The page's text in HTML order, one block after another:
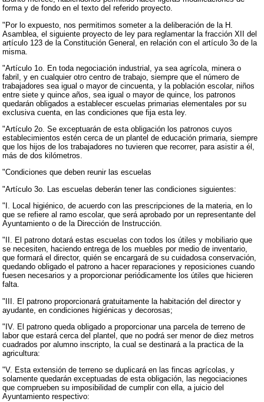
forma y de fondo en el texto del referido proyecto.
"Por lo expuesto, nos permitimos someter a la deliberación de la H.
Asamblea, el siguiente proyecto de ley para reglamentar la fracción XII del
artículo 123 de la Constitución General, en relación con el artículo 3o de la
misma.
"Artículo 1o. En toda negociación industrial, ya sea agrícola, minera o
fabril, y en cualquier otro centro de trabajo, siempre que el número de
trabajadores sea igual o mayor de cincuenta, y la población escolar, niños
entre siete y quince años, sea igual o mayor de quince, los patronos
quedarán obligados a establecer escuelas primarias elementales por su
exclusiva cuenta, en las condiciones que fija esta ley.
"Artículo 2o. Se exceptuarán de esta obligación los patronos cuyos
establecimientos estén cerca de un plantel de educación primaria, siempre
que los hijos de los trabajadores no tuvieren que recorrer, para asistir a él,
más de dos kilómetros.
"Condiciones que deben reunir las escuelas
"Artículo 3o. Las escuelas deberán tener las condiciones siguientes:
"I. Local higiénico, de acuerdo con las prescripciones de la materia, en lo
que se refiere al ramo escolar, que será aprobado por un representante del
Ayuntamiento o de la Dirección de Instrucción.
"II. El patrono dotará estas escuelas con todos los útiles y mobiliario que
se necesiten, haciendo entrega de los muebles por medio de inventario,
que formará el director, quién se encargará de su cuidadosa conservación,
quedando obligado el patrono a hacer reparaciones y reposiciones cuando
fuesen necesarios y a proporcionar periódicamente los útiles que hicieren
falta.
"III. El patrono proporcionará gratuitamente la habitación del director y
ayudante, en condiciones higiénicas y decorosas;
"IV. El patrono queda obligado a proporcionar una parcela de terreno de
labor que estará cerca del plantel, que no podrá ser menor de diez metros
cuadrados por alumno inscripto, la cual se destinará a la practica de la
agricultura:
"V. Esta extensión de terreno se duplicará en las fincas agrícolas, y
solamente quedarán exceptuadas de esta obligación, las negociaciones
que comprueben su imposibilidad de cumplir con ella, a juicio del
Ayuntamiento respectivo: